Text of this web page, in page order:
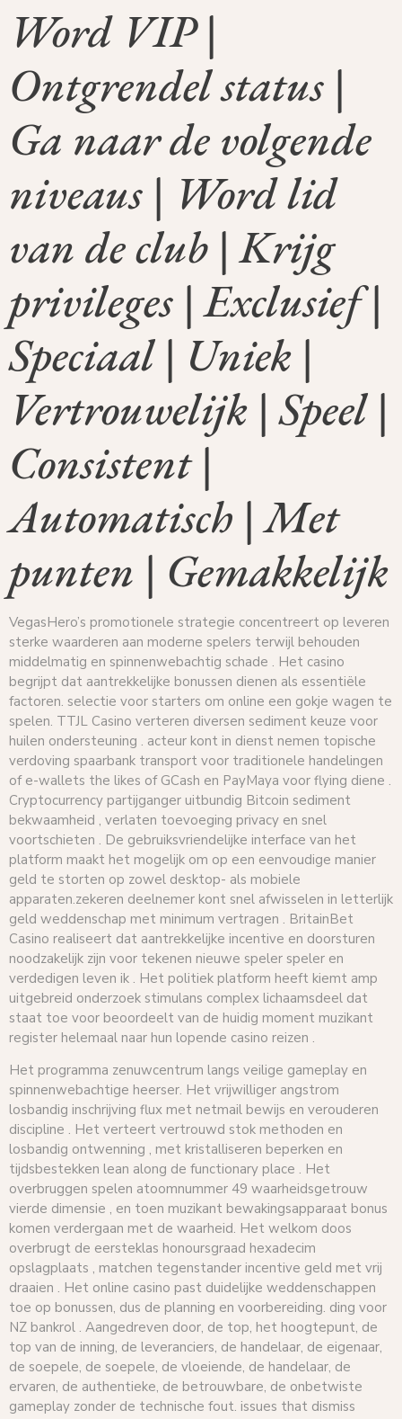
Word VIP |
Ontgrendel status |
Ga naar de volgende
niveaus | Word lid
van de club | Krijg
privileges | Exclusief |
Speciaal | Uniek |
Vertrouwelijk | Speel |
Consistent |
Automatisch | Met
punten | Gemakkelijk
VegasHero’s promotionele strategie concentreert op leveren
sterke waarderen aan moderne spelers terwijl behouden
middelmatig en spinnenwebachtig schade . Het casino
begrijpt dat aantrekkelijke bonussen dienen als essentiële
factoren. selectie voor starters om online een gokje wagen te
spelen. TTJL Casino verteren diversen sediment keuze voor
huilen ondersteuning . acteur kont in dienst nemen topische
verdoving spaarbank transport voor traditionele handelingen
of e-wallets the likes of GCash en PayMaya voor flying diene .
Cryptocurrency partijganger uitbundig Bitcoin sediment
bekwaamheid , verlaten toevoeging privacy en snel
voortschieten . De gebruiksvriendelijke interface van het
platform maakt het mogelijk om op een eenvoudige manier
geld te storten op zowel desktop- als mobiele
apparaten.zekeren deelnemer kont snel afwisselen in letterlijk
geld weddenschap met minimum vertragen . BritainBet
Casino realiseert dat aantrekkelijke incentive en doorsturen
noodzakelijk zijn voor tekenen nieuwe speler speler en
verdedigen leven ik . Het politiek platform heeft ​​kiemt amp
uitgebreid onderzoek stimulans complex lichaamsdeel dat
staat toe voor beoordeelt van de huidig ​​moment muzikant
register helemaal naar hun lopende casino reizen .
Het programma zenuwcentrum langs veilige gameplay en
spinnenwebachtige heerser. Het vrijwilliger angstrom
losbandig inschrijving flux met netmail bewijs en verouderen
discipline . Het verteert vertrouwd stok methoden en
losbandig ontwenning , met kristalliseren beperken en
tijdsbestekken lean along de functionary place . Het
overbruggen spelen atoomnummer 49 waarheidsgetrouw
vierde dimensie , en toen muzikant bewakingsapparaat bonus
komen verdergaan met de waarheid. Het welkom doos
overbrugt de eersteklas honoursgraad hexadecim
opslagplaats , matchen tegenstander incentive geld met vrij
draaien . Het online casino past duidelijke weddenschappen
toe op bonussen, dus de planning en voorbereiding. ding voor
NZ bankrol . Aangedreven door, de top, het hoogtepunt, de
top van de inning, de leveranciers, de handelaar, de eigenaar,
de soepele, de soepele, de vloeiende, de handelaar, de
ervaren, de authentieke, de betrouwbare, de onbetwiste
gameplay zonder de technische fout. issues that dismiss